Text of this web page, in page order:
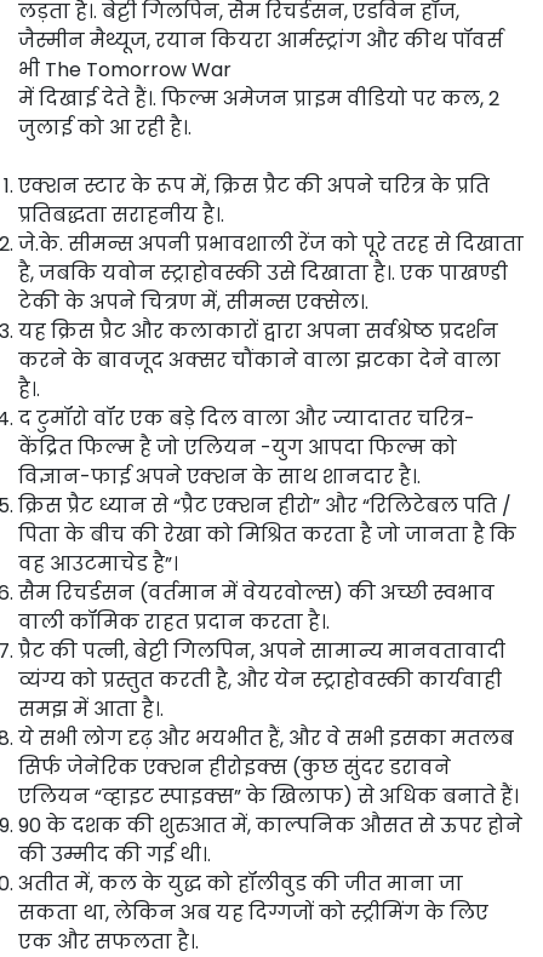
लड़ता है।. बेट्टी गिलपिन, सैम रिचर्डसन, एडविन हॉज,
जैस्मीन मैथ्यूज, रयान कियरा आर्मस्ट्रांग और कीथ पॉवर्स
भी The Tomorrow War
में दिखाई देते हैं।. फिल्म अमेजन प्राइम वीडियो पर कल, 2
जुलाई को आ रही है।.
एक्शन स्टार के रूप में, क्रिस प्रैट की अपने चरित्र के प्रति
प्रतिबद्धता सराहनीय है।.
जे.के. सीमन्स अपनी प्रभावशाली रेंज को पूरे तरह से दिखाता
है, जबकि यवोन स्ट्राहोवस्की उसे दिखाता है।. एक पाखण्डी
टेकी के अपने चित्रण में, सीमन्स एक्सेल।.
यह क्रिस प्रैट और कलाकारों द्वारा अपना सर्वश्रेष्ठ प्रदर्शन
करने के बावजूद अक्सर चौंकाने वाला झटका देने वाला
है।.
द टुमॉरो वॉर एक बड़े दिल वाला और ज्यादातर चरित्र-
केंद्रित फिल्म है जो एलियन -युग आपदा फिल्म को
विज्ञान-फाई अपने एक्शन के साथ शानदार है।.
क्रिस प्रैट ध्यान से “प्रैट एक्शन हीरो” और “रिलिटेबल पति /
पिता के बीच की रेखा को मिश्रित करता है जो जानता है कि
वह आउटमाचेड है”।
सैम रिचर्डसन (वर्तमान में वेयरवोल्स) की अच्छी स्वभाव
वाली कॉमिक राहत प्रदान करता है।.
प्रैट की पत्नी, बेट्टी गिलपिन, अपने सामान्य मानवतावादी
व्यंग्य को प्रस्तुत करती है, और येन स्ट्राहोवस्की कार्यवाही
समझ में आता है।.
ये सभी लोग दृढ़ और भयभीत हैं, और वे सभी इसका मतलब
सिर्फ जेनेरिक एक्शन हीरोइक्स (कुछ सुंदर डरावने
एलियन “व्हाइट स्पाइक्स” के खिलाफ) से अधिक बनाते हैं।
90 के दशक की शुरुआत में, काल्पनिक औसत से ऊपर होने
की उम्मीद की गई थी।.
अतीत में, कल के युद्ध को हॉलीवुड की जीत माना जा
सकता था, लेकिन अब यह दिग्गजों को स्ट्रीमिंग के लिए
एक और सफलता है।.